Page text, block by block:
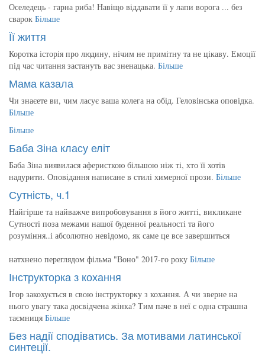
Оселедець - гарна риба! Навіщо віддавати її у лапи ворога ... без
сварок Більше
Її життя
Коротка історія про людину, нічим не примітну та не цікаву. Емоції
під час читання застануть вас зненацька. Більше
Мама казала
Чи знаєете ви, чим ласує ваша колега на обід. Геловінська оповідка.
Більше
Більше
Баба Зіна класу еліт
Баба Зіна виявилася аферисткою більшою ніж ті, хто її хотів
надурити. Оповідання написане в стилі химерної прози. Більше
Сутність, ч.1
Найгірше та найважче випробовування в його житті, викликане
Сутності поза межами нашої буденної реальності та його
розуміння..і абсолютно невідомо, як саме це все завершиться
натхнено переглядом фільма "Воно" 2017-го року Більше
Інструкторка з кохання
Ігор закохується в свою інструкторку з кохання. А чи зверне на
нього увагу така досвідчена жінка? Тим паче в неї є одна страшна
таємниця Більше
Без надії сподіватись. За мотивами латинської
синтеції.